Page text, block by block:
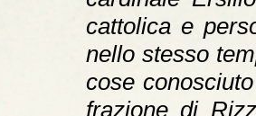
cattolica e
nello stesso
cose
frazione di